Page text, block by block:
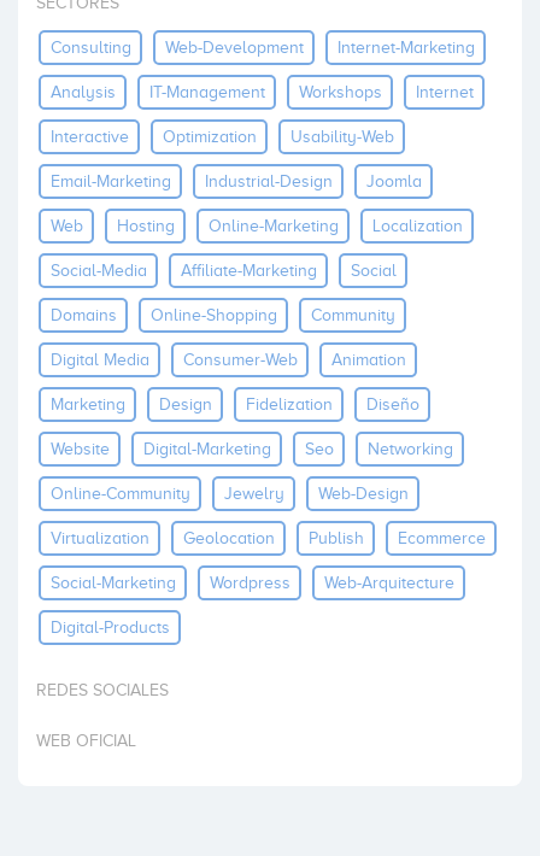
Consulting Web-Development Internet-Marketing
Analysis IT-Management Workshops Internet
Interactive Optimization Usability-Web
Email-Marketing Industrial-Design Joomla
Web Hosting Online-Marketing Localization
Social-Media Affiliate-Marketing Social
Domains Online-Shopping Community
Digital Media Consumer-Web Animation
Marketing Design Fidelization Diseño
Website Digital-Marketing Seo Networking
Online-Community Jewelry Web-Design
Virtualization Geolocation Publish Ecommerce
Social-Marketing Wordpress Web-Arquitecture
Digital-Products
REDES SOCIALES
WEB OFICIAL